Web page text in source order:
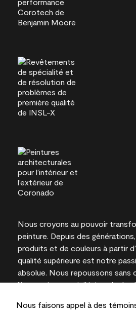
Nous faisons appel à des
Nous croyons au pouvoir
peinture. Depuis des
produits et de couleurs à partir
qualité supérieure est notre
absolue. Nous repoussons sans
l’innovation et privilégions la
l’expertise locale.